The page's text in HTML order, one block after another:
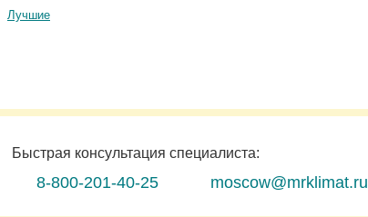
Лучшие
Быстрая консультация специалиста:
8-800-201-40-25 moscow@mrklimat.ru